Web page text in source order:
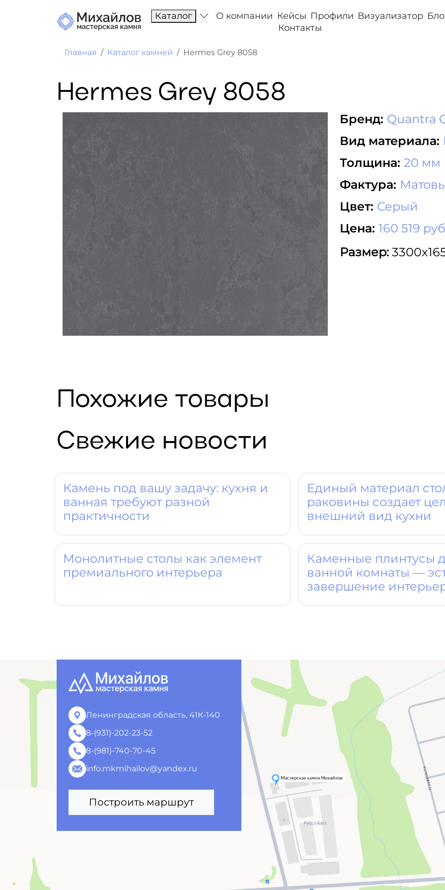
Каталог О компании Кейсы Профили Визуализатор
Контакты
Главная Каталог камней Hermes Grey 8058
Hermes Grey 8058
Бренд: Quantra
Вид материала:
Толщина: 20 мм
Фактура:
Цвет: Серый
Цена: 160 519
Размер:
Похожие товары
Свежие новости
Камень под вашу задачу: кухня и
ванная требуют разной
практичности
Единый материал
раковины создает
внешний вид кухни
Монолитные столы как элемент
премиального интерьера
Каменные плинтусы
ванной комнаты —
завершение
Ленинградская область, 41К-140
8-(931)-202-23-52
8-(981)-740-70-45
info.mkmihailov@yandex.ru
Построить маршрут